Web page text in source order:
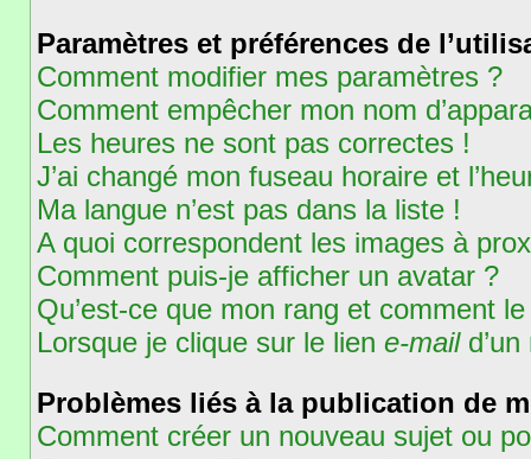
Paramètres et préférences de
Comment modifier mes paramètres ?
Comment empêcher mon nom
Les heures ne sont pas correctes !
J’ai changé mon fuseau horaire et
Ma langue n’est pas dans la liste !
A quoi correspondent les images à
Comment puis-je afficher un avatar ?
Qu’est-ce que mon rang et comment
Lorsque je clique sur le lien e-maild’un
Problèmes liés à la publication de
Comment créer un nouveau sujet ou